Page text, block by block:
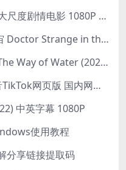
B级文件 B컷 (2022) 韩国大尺度剧情电影 1080P 中字
奇异博士2：疯狂多元宇宙 Doctor Strange in the Multiverse of Madness (2022) 高清版1080p
阿凡达：水之道 Avatar: The Way of Water (2022) 1080p 2k 4k 中文字幕
ProxiTok 开源国际版抖音TikTok网页版 国内网络直连
中英字幕 1080P
使用教程
分享链接提取码